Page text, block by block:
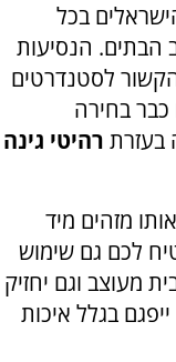
בכל
הבתים. הנסיעות
לסטנדרטים
בחירה
בעזרת רהיטי גינה
מזהים מיד
לכם גם שימוש
מעוצב וגם יחזיק
בגלל איכות